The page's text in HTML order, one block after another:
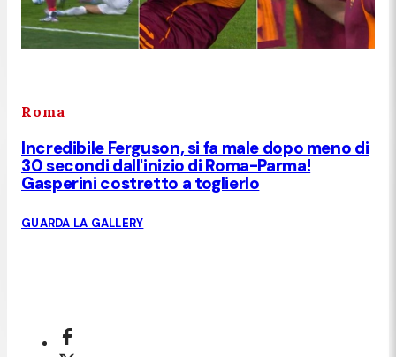
Roma
Incredibile Ferguson, si fa male dopo meno di
30 secondi dall'inizio di Roma-Parma!
Gasperini costretto a toglierlo
GUARDA LA GALLERY